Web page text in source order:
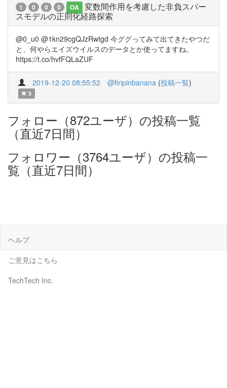
1 0 0 0 OA
変数間作用を考慮した非負スパー
スモデルの正則化経路探索
@0_u0 @1kn29cgQJzRwtgd 今ググってみて出てきたやつだ
と、何やらエイズウイルスのデータとか使ってますね。
https://t.co/hvfFQLaZUF
2019-12-20 08:55:52 @firipinbanana (投稿一覧)
3
フォロー（872ユーザ）の投稿一覧
（直近7日間）
フォロワー（3764ユーザ）の投稿一
覧（直近7日間）
ヘルプ
ご意見はこちら
TechTech Inc.